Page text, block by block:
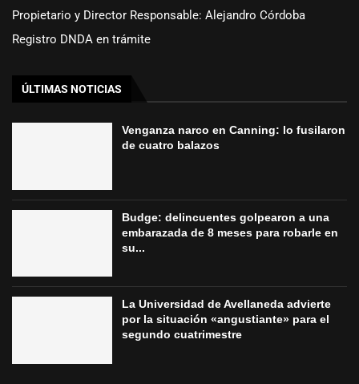
Propietario y Director Responsable: Alejandro Córdoba
Registro DNDA en trámite
ÚLTIMAS NOTICIAS
Venganza narco en Canning: lo fusilaron
de cuatro balazos
Budge: delincuentes golpearon a una
embarazada de 8 meses para robarle en
su...
La Universidad de Avellaneda advierte
por la situación «angustiante» para el
segundo cuatrimestre